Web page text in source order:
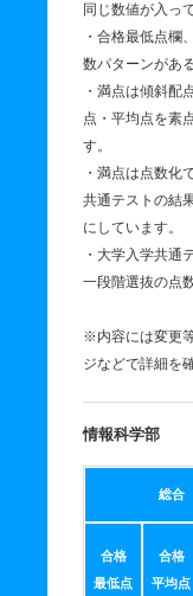
同じ数値が入っ
・合格最低点欄
数パターンがあ
・満点は傾斜配
点・平均点を素
す。
・満点は点数化
共通テストの結
にしています。
・大学入学共通
一段階選抜の点
※内容には変更
ジなどで詳細を
情報科学部
総合
合格
最低点
合格
平均点